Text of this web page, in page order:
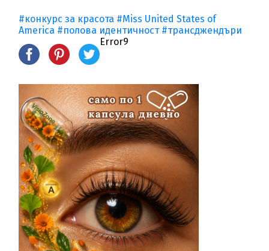
#конкурс за красота #Miss United States of
America #полова идентичност #трансджендъри
Error9